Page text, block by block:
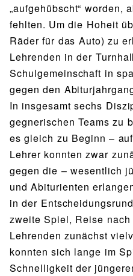
„aufgehübscht“ worden,
fehlten. Um die Hoheit
Räder für das Auto) zu
Lehrenden in der
Schulgemeinschaft in
gegen den
In insgesamt sechs
gegnerischen Teams zu
es gleich zu Beginn –
Lehrer konnten zwar
gegen die – wesentlich
und Abiturienten
in der
zweite Spiel, Reise
Lehrenden zunächst
konnten sich lange im
Schnelligkeit der